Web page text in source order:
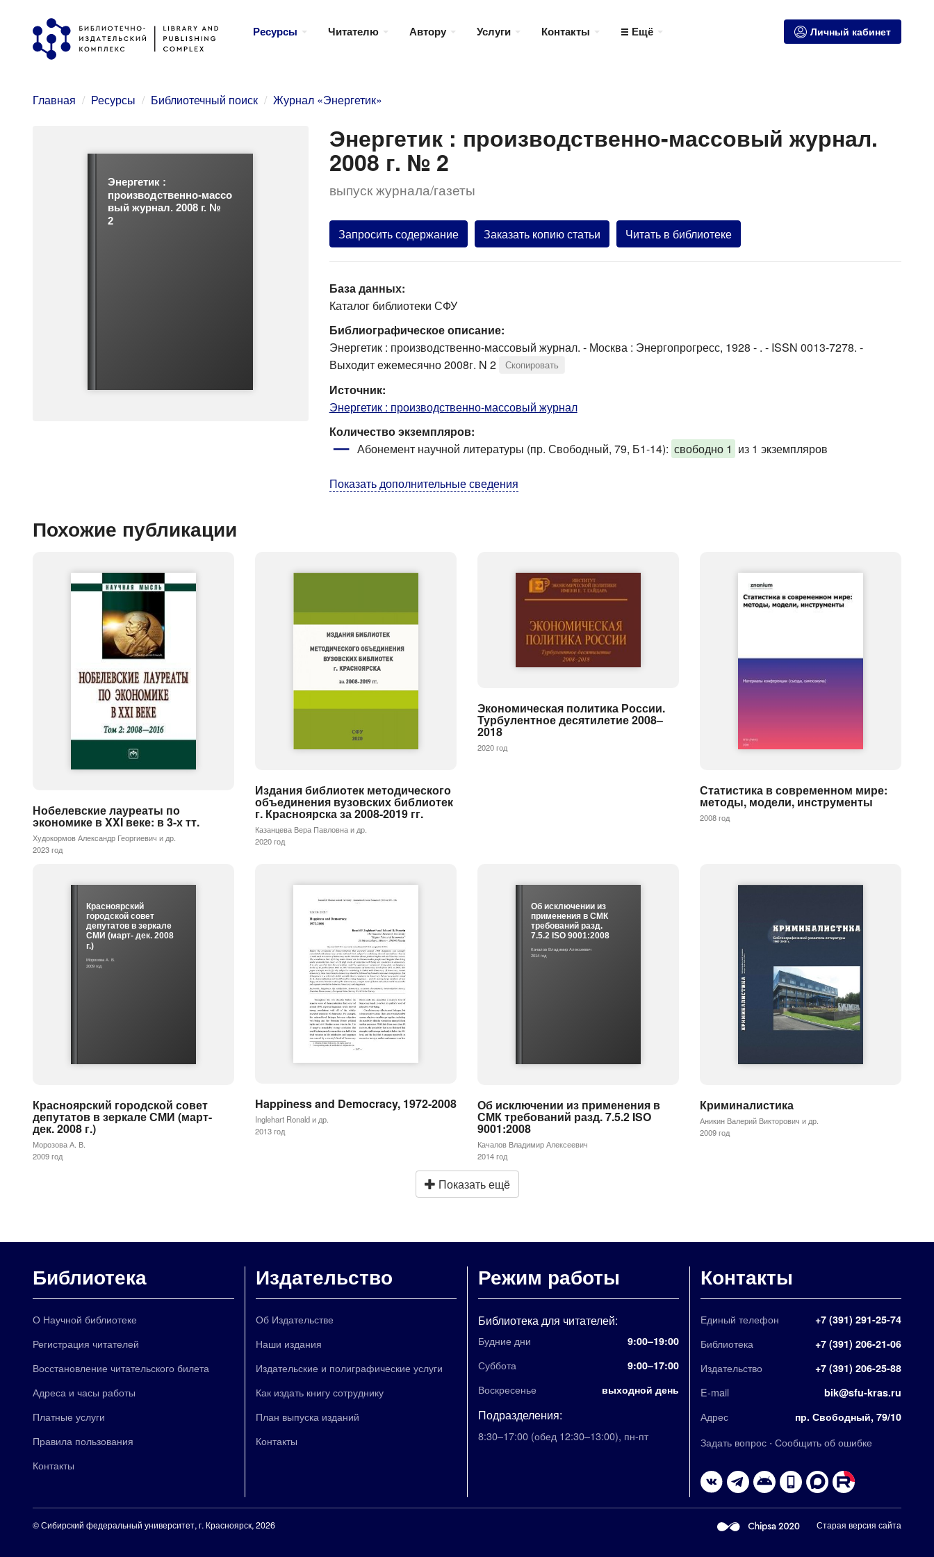
Перейти
основному
Ресурсы Читателю Автору Услуги Контакты Ещё Личный кабинет
Главная Ресурсы Библиотечный поиск Журнал «Энергетик»
Энергетик :
производственно-массо
вый журнал. 2008 г. №
2
Энергетик : производственно-массовый журнал.
2008 г. № 2
выпуск журнала/газеты
Запросить содержание Заказать копию статьи Читать в библиотеке
База данных:
Каталог библиотеки СФУ
Библиографическое описание:
Энергетик : производственно-массовый журнал. - Москва : Энергопрогресс, 1928 - . - ISSN 0013-7278. -
Выходит ежемесячно 2008г. N 2
Скопировать
Источник:
Энергетик : производственно-массовый журнал
Количество экземпляров:
Абонемент научной литературы (пр. Свободный, 79, Б1-14): свободно 1 из 1 экземпляров
Показать дополнительные сведения
Похожие публикации
Нобелевские лауреаты по
экономике в XXI веке: в 3-х тт.
Худокормов Александр Георгиевич и др.
2023 год
Издания библиотек методического
объединения вузовских библиотек
г. Красноярска за 2008-2019 гг.
Казанцева Вера Павловна и др.
2020 год
Экономическая политика России.
Турбулентное десятилетие 2008–
2018
2020 год
Статистика в современном мире:
методы, модели, инструменты
2008 год
Красноярский
городской совет
депутатов в зеркале
СМИ (март- дек. 2008
г.)
Морозова А. В.
2009 год
Красноярский городской совет
депутатов в зеркале СМИ (март-
дек. 2008 г.)
Морозова А. В.
2009 год
Happiness and Democracy, 1972-2008
Inglehart Ronald и др.
2013 год
Об исключении из
применения в СМК
требований разд.
7.5.2 ISO 9001:2008
Качалов Владимир Алексеевич
2014 год
Об исключении из применения в
СМК требований разд. 7.5.2 ISO
9001:2008
Качалов Владимир Алексеевич
2014 год
Криминалистика
Аникин Валерий Викторович и др.
2009 год
Показать ещё
Библиотека
О Научной библиотеке
Регистрация читателей
Восстановление читательского билета
Адреса и часы работы
Платные услуги
Правила пользования
Контакты
Издательство
Об Издательстве
Наши издания
Издательские и полиграфические услуги
Как издать книгу сотруднику
План выпуска изданий
Контакты
Режим работы
Библиотека для читателей:
Будние дни 9:00–19:00
Суббота 9:00–17:00
Воскресенье выходной день
Подразделения:
8:30–17:00 (обед 12:30–13:00), пн-пт
Контакты
Единый телефон +7 (391) 291-25-74
Библиотека +7 (391) 206-21-06
Издательство +7 (391) 206-25-88
E-mail bik@sfu-kras.ru
Адрес пр. Свободный, 79/10
Задать вопрос · Сообщить об ошибке
©Сибирский федеральный университет, г. Красноярск, 2026 Старая версия сайта